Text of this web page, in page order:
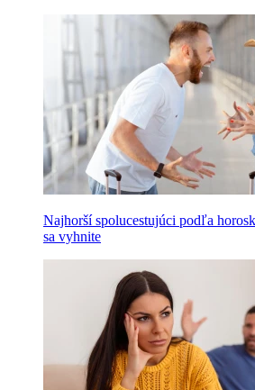
Najhorší spolucestujúci podľa
sa vyhnite